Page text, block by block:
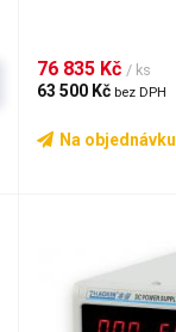
76 835 Kč / ks
63 500 Kč bez DPH
Na objednávku